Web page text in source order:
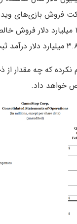
فروش بازی‌های
سه‌ماهه چهارم ۱.۲۸۳ میلیارد
نکرده که چه‌ مقدار
خواهد داد.